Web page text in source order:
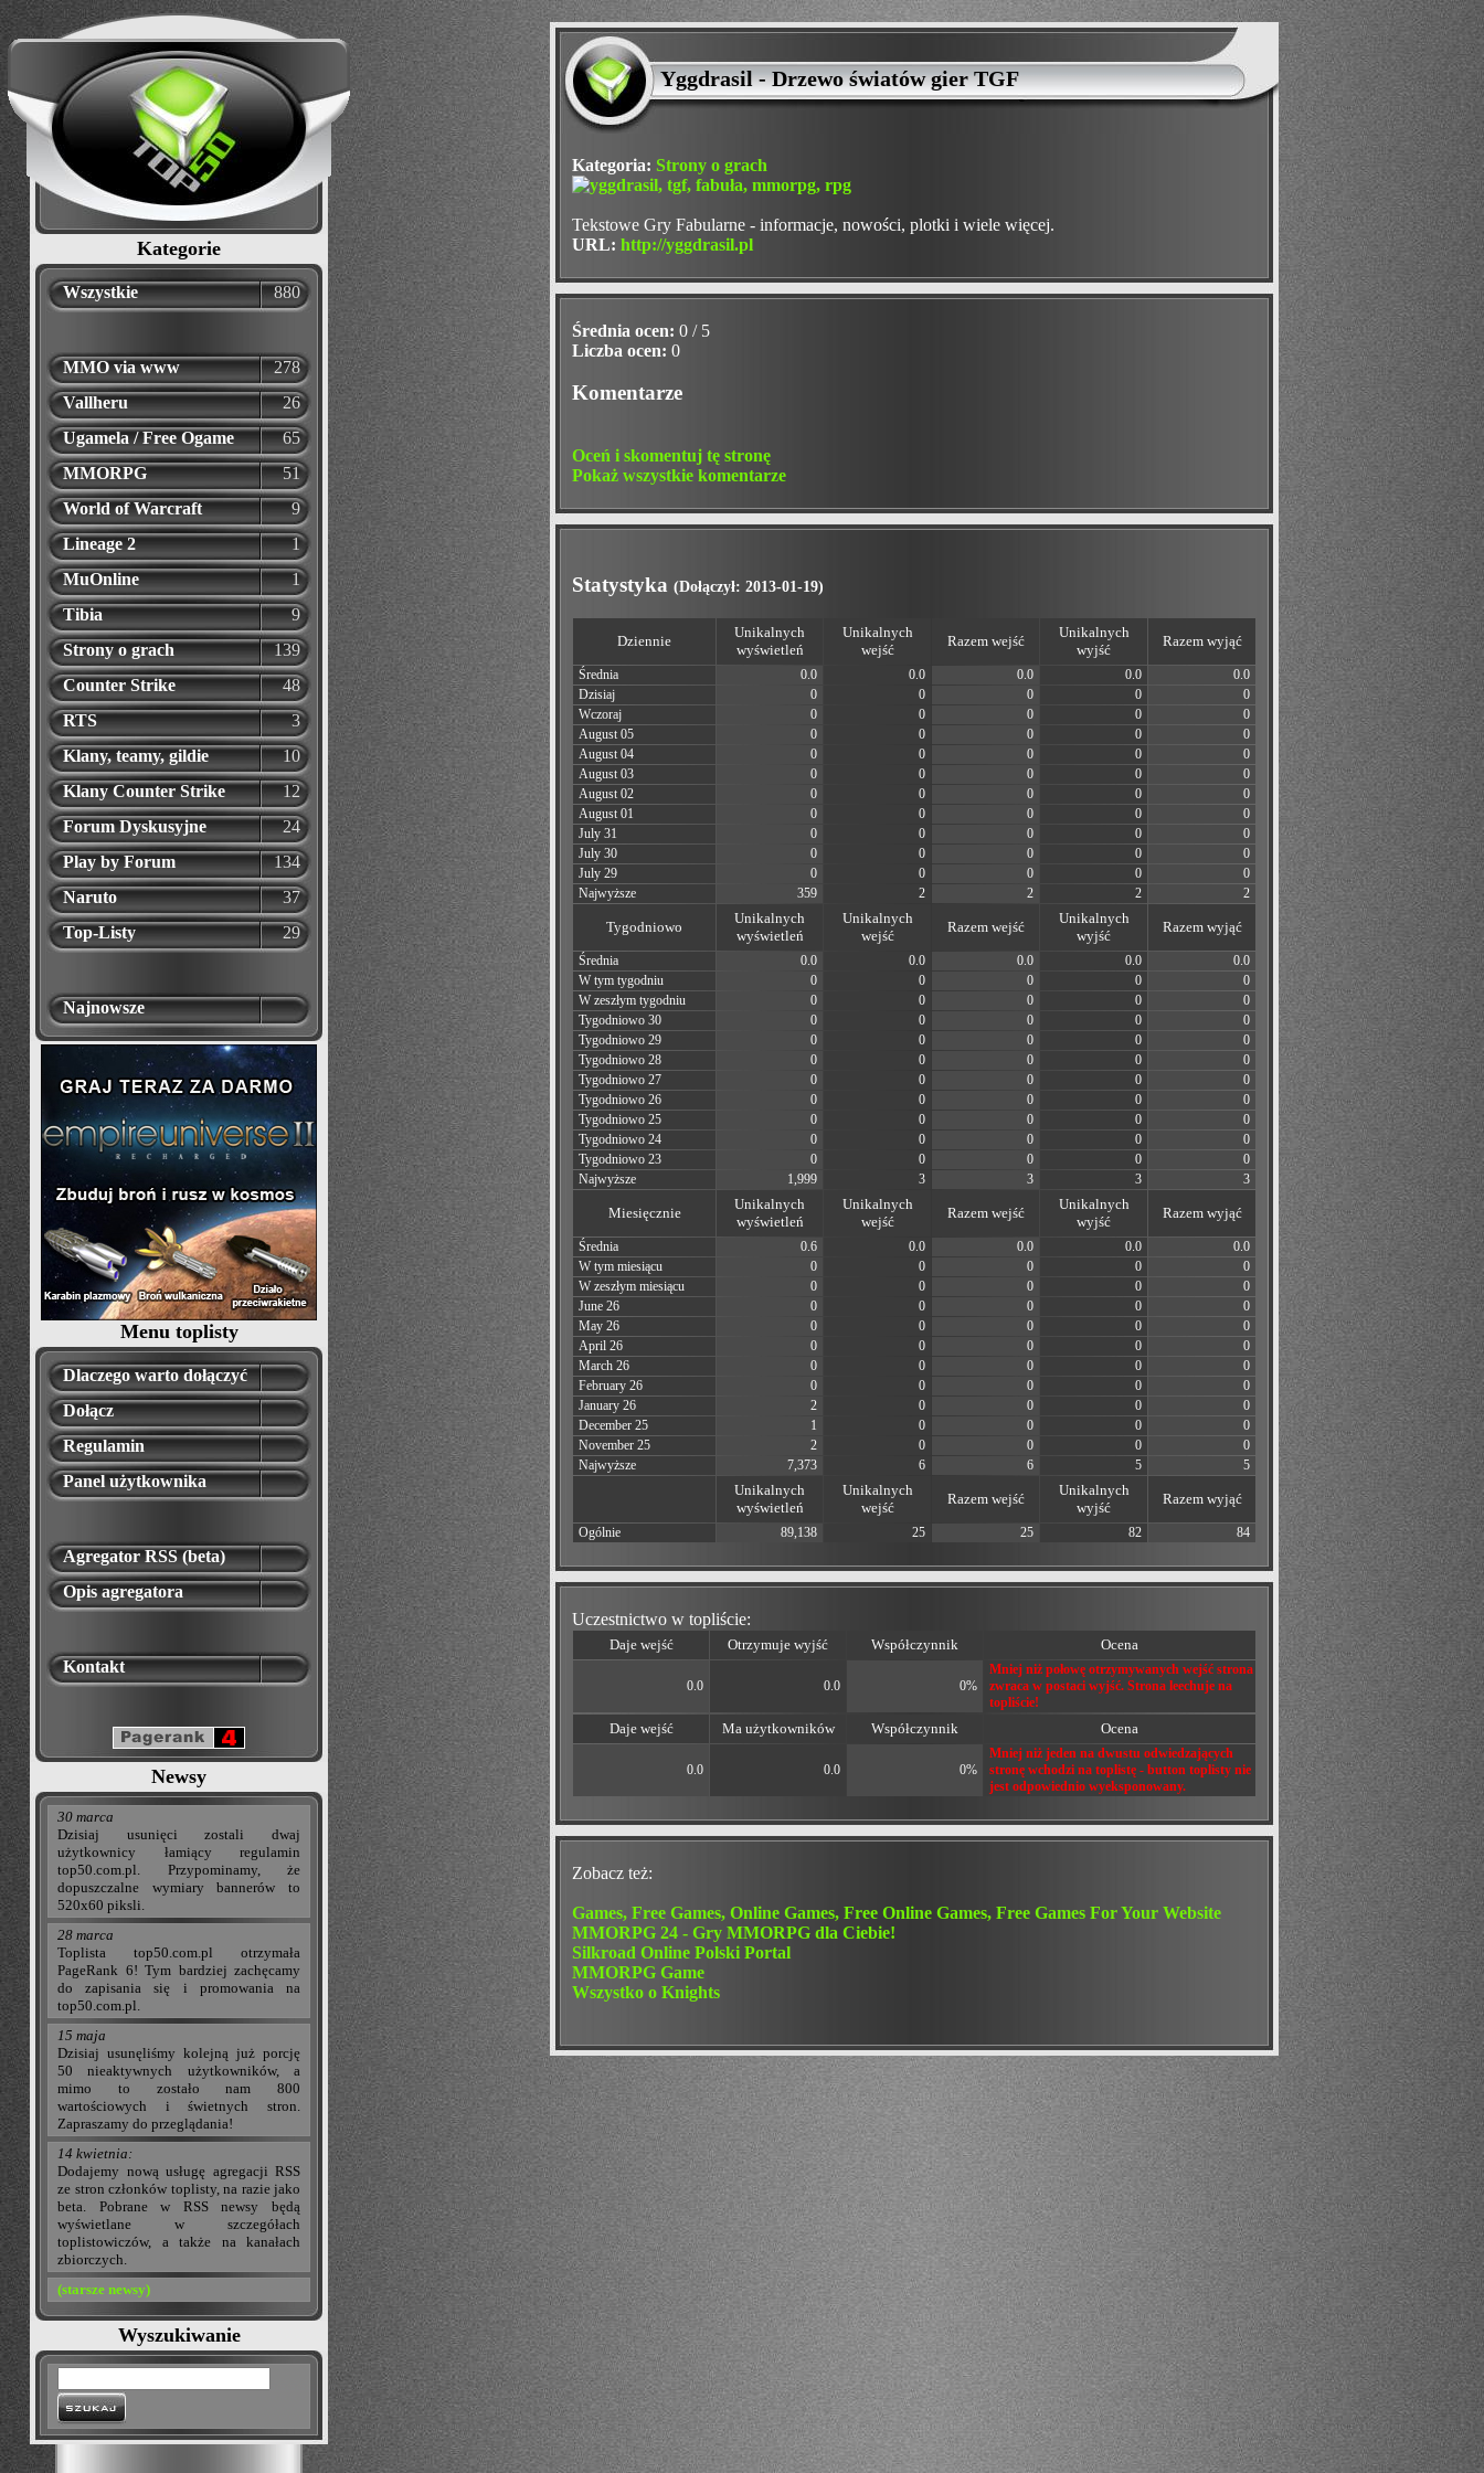
Kategorie
Wszystkie 880
MMO via www
278
Vallheru
26
Ugamela / Free Ogame
65
MMORPG
51
World of Warcraft
9
Lineage 2
1
MuOnline
1
Tibia
9
Strony o grach
139
Counter Strike
48
RTS
3
Klany, teamy, gildie
10
Klany Counter Strike
12
Forum Dyskusyjne
24
Play by Forum
134
Naruto
37
Top-Listy
29
Najnowsze
Menu toplisty
Dlaczego warto dołączyć
Dołącz
Regulamin
Panel użytkownika
Agregator RSS (beta)
Opis agregatora
Kontakt
Newsy
30 marca
Dzisiaj usunięci zostali dwaj
użytkownicy łamiący regulamin
top50.com.pl. Przypominamy, że
dopuszczalne wymiary bannerów to
520x60 piksli.
28 marca
Toplista top50.com.pl otrzymała
PageRank 6! Tym bardziej zachęcamy
do zapisania się i promowania na
top50.com.pl.
15 maja
Dzisiaj usunęliśmy kolejną już porcję
50 nieaktywnych użytkowników, a
mimo to zostało nam 800
wartościowych i świetnych stron.
Zapraszamy do przeglądania!
14 kwietnia:
Dodajemy nową usługę agregacji RSS
ze stron członków toplisty, na razie jako
beta. Pobrane w RSS newsy będą
wyświetlane w szczegółach
toplistowiczów, a także na kanałach
zbiorczych.
(starsze newsy)
Wyszukiwanie
Yggdrasil - Drzewo światów gier TGF
Kategoria: Strony o grach
Tekstowe Gry Fabularne - informacje, nowości, plotki i wiele więcej.
URL: http://yggdrasil.pl
Średnia ocen: 0 / 5
Liczba ocen: 0
Komentarze
Oceń i skomentuj tę stronę
Pokaż wszystkie komentarze
Statystyka (Dołączył: 2013-01-19)
Dziennie
Unikalnych
wyświetleń
Unikalnych
wejść
Razem wejść
Unikalnych
wyjść
Razem wyjąć
Średnia 0.0 0.0 0.0 0.0
0.0
Dzisiaj
0 0 0 0
0
Wczoraj
0 0 0 0
0
August 05
0 0 0 0
0
August 04
0 0 0 0
0
August 03
0 0 0 0
0
August 02
0 0 0 0
0
August 01
0 0 0 0
0
July 31
0 0 0 0
0
July 30
0 0 0 0
0
July 29
0 0 0 0
0
Najwyższe
359 2 2 2 2
Tygodniowo
Unikalnych
wyświetleń
Unikalnych
wejść
Razem wejść
Unikalnych
wyjść
Razem wyjąć
Średnia 0.0 0.0 0.0 0.0
0.0
W tym tygodniu
0 0 0 0
0
W zeszłym tygodniu
0 0 0 0
0
Tygodniowo 30
0 0 0 0
0
Tygodniowo 29
0 0 0 0
0
Tygodniowo 28
0 0 0 0
0
Tygodniowo 27
0 0 0 0
0
Tygodniowo 26
0 0 0 0
0
Tygodniowo 25
0 0 0 0
0
Tygodniowo 24
0 0 0 0
0
Tygodniowo 23
0 0 0 0
0
Najwyższe
1,999 3 3 3 3
Miesięcznie
Unikalnych
wyświetleń
Unikalnych
wejść
Razem wejść
Unikalnych
wyjść
Razem wyjąć
Średnia 0.6 0.0 0.0 0.0
0.0
W tym miesiącu
0 0 0 0
0
W zeszłym miesiącu
0 0 0 0
0
June 26
0 0 0 0
0
May 26
0 0 0 0
0
April 26
0 0 0 0
0
March 26
0 0 0 0
0
February 26
0 0 0 0
0
January 26
2 0 0 0
0
December 25
1 0 0 0
0
November 25
2 0 0 0
0
Najwyższe
7,373 6 6 5 5
Unikalnych
wyświetleń
Unikalnych
wejść
Razem wejść
Unikalnych
wyjść
Razem wyjąć
Ogólnie 89,138 25 25 82 84
Uczestnictwo w topliście:
Daje wejść Otrzymuje wyjść Współczynnik Ocena
0.0 0.0 0%
Mniej niż połowę otrzymywanych wejść strona
zwraca w postaci wyjść. Strona leechuje na
topliście!
Daje wejść Ma użytkowników Współczynnik Ocena
0.0 0.0 0%
Mniej niż jeden na dwustu odwiedzających
stronę wchodzi na toplistę - button toplisty nie
jest odpowiednio wyeksponowany.
Zobacz też:
Games, Free Games, Online Games, Free Online Games, Free Games For Your Website
MMORPG 24 - Gry MMORPG dla Ciebie!
Silkroad Online Polski Portal
MMORPG Game
Wszystko o Knights